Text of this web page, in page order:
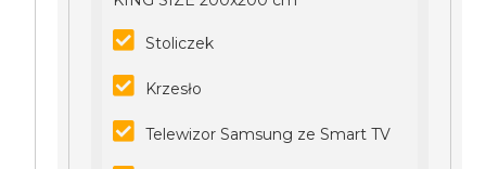
Stoliczek
Krzesło
Telewizor Samsung ze Smart TV